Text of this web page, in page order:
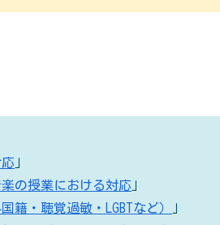
」
の授業における対応 」
籍・聴覚過敏・LGBTなど）
」